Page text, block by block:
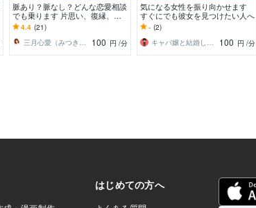
脈あり？脈なし？どんな恋愛相談
でも乗ります 片思い、復縁、失
恋、遠距離、ネット恋愛、マッチ
ングアプリ
4.4 (21)
三月心愛（みつきここあ）♡癒しボイスOL
100 円 /分
気になる女性を振り向かせます
すぐにでも彼女を見つけたい人へ
- (2)
キャバ嬢と結婚してる恋愛講師、K
100 円 /分